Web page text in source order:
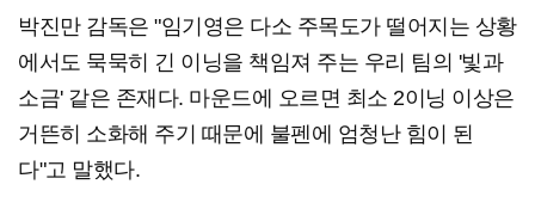
박진만 감독은 "임기영은 다소 주목도가 떨어지는 상황
에서도 묵묵히 긴 이닝을 책임져 주는 우리 팀의 '빛과
소금' 같은 존재다. 마운드에 오르면 최소 2이닝 이상은
거뜬히 소화해 주기 때문에 불펜에 엄청난 힘이 된
다"고 말했다.